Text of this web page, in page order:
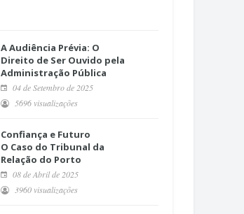
A Audiência Prévia: O
Direito de Ser Ouvido pela
Administração Pública
04 de Setembro de 2025
5696 visualizações
Confiança e Futuro
O Caso do Tribunal da
Relação do Porto
08 de Abril de 2025
3960 visualizações